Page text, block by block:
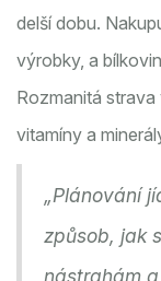
delší dobu.
výrobky, a
Rozmanitá
vitamíny a
„Plánování
způsob, jak